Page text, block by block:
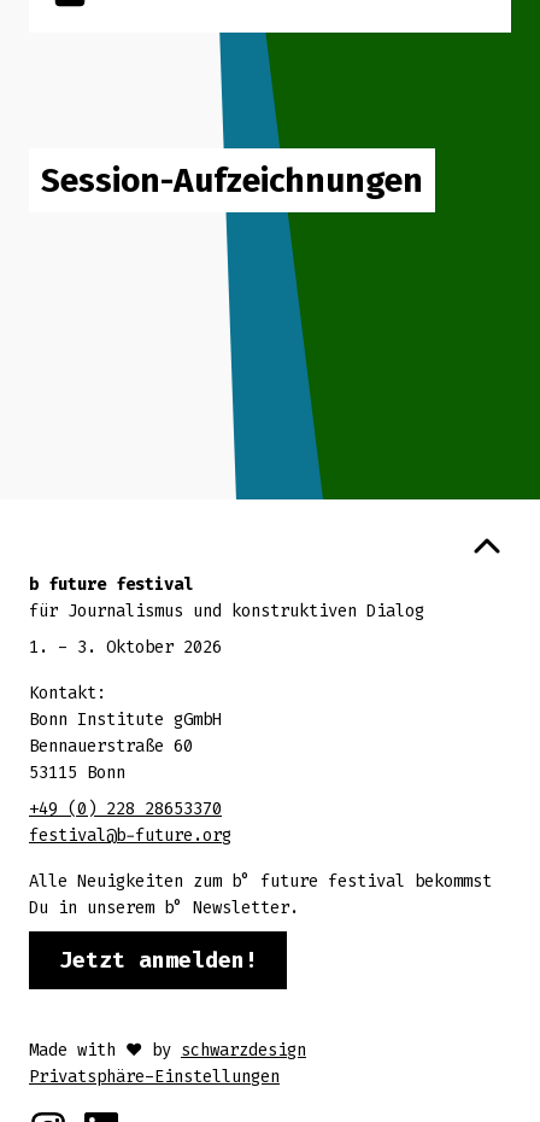
Session-Aufzeichnungen
b future festival
für Journalismus und konstruktiven Dialog
1. - 3. Oktober 2026
Kontakt:
Bonn Institute gGmbH
Bennauerstraße 60
53115 Bonn
+49 (0) 228 28653370
festival@b-future.org
Alle Neuigkeiten zum b° future festival bekommst
Du in unserem b° Newsletter.
Jetzt anmelden!
Made with ♥ by schwarzdesign
Privatsphäre-Einstellungen
InstagramLinkedin